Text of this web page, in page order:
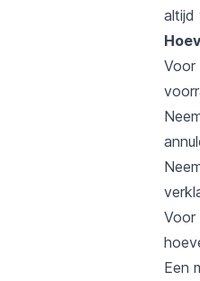
altijd
Voor
Voor
Een